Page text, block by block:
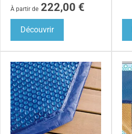
À partir de 222,00 €
Découvrir